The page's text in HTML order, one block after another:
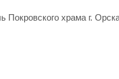
храма г.